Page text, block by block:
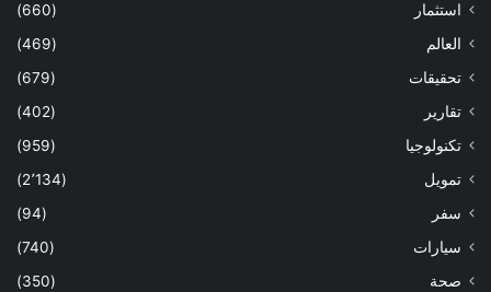
استثمار
(660)
العالم
(469)
تحقيقات
(679)
تقارير
(402)
تكنولوجيا
(959)
تمويل
(2٬134)
سفر
(94)
سيارات
(740)
صحة
(350)